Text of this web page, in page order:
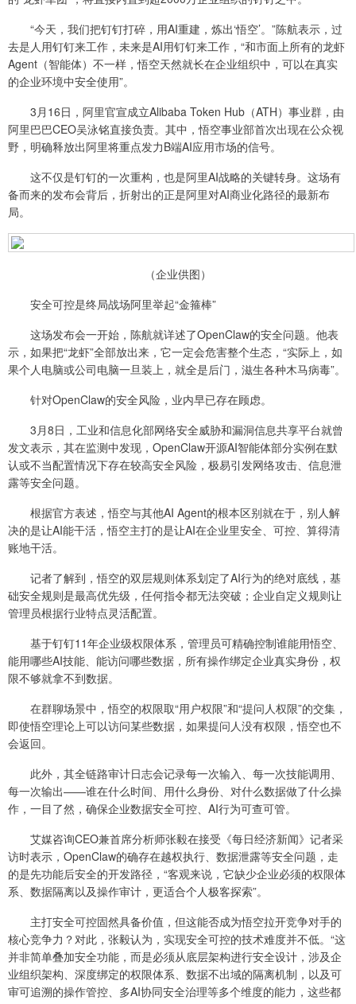
“今天，我们把钉钉打碎，用AI重建，炼出‘悟空’。”陈航表示，过
去是人用钉钉来工作，未来是AI用钉钉来工作，“和市面上所有的龙虾
Agent（智能体）不一样，悟空天然就长在企业组织中，可以在真实
的企业环境中安全使用”。
3月16日，阿里官宣成立Alibaba Token Hub（ATH）事业群，由
阿里巴巴CEO吴泳铭直接负责。其中，悟空事业部首次出现在公众视
野，明确释放出阿里将重点发力B端AI应用市场的信号。
这不仅是钉钉的一次重构，也是阿里AI战略的关键转身。这场有
备而来的发布会背后，折射出的正是阿里对AI商业化路径的最新布
局。
（企业供图）
安全可控是终局战场阿里举起“金箍棒”
这场发布会一开始，陈航就详述了OpenClaw的安全问题。他表
示，如果把“龙虾”全部放出来，它一定会危害整个生态，“实际上，如
果个人电脑或公司电脑一旦装上，就全是后门，滋生各种木马病毒”。
针对OpenClaw的安全风险，业内早已存在顾虑。
3月8日，工业和信息化部网络安全威胁和漏洞信息共享平台就曾
发文表示，其在监测中发现，OpenClaw开源AI智能体部分实例在默
认或不当配置情况下存在较高安全风险，极易引发网络攻击、信息泄
露等安全问题。
根据官方表述，悟空与其他AI Agent的根本区别就在于，别人解
决的是让AI能干活，悟空主打的是让AI在企业里安全、可控、算得清
账地干活。
记者了解到，悟空的双层规则体系划定了AI行为的绝对底线，基
础安全规则是最高优先级，任何指令都无法突破；企业自定义规则让
管理员根据行业特点灵活配置。
基于钉钉11年企业级权限体系，管理员可精确控制谁能用悟空、
能用哪些AI技能、能访问哪些数据，所有操作绑定企业真实身份，权
限不够就拿不到数据。
在群聊场景中，悟空的权限取“用户权限”和“提问人权限”的交集，
即使悟空理论上可以访问某些数据，如果提问人没有权限，悟空也不
会返回。
此外，其全链路审计日志会记录每一次输入、每一次技能调用、
每一次输出——谁在什么时间、用什么身份、对什么数据做了什么操
作，一目了然，确保企业数据安全可控、AI行为可查可管。
艾媒咨询CEO兼首席分析师张毅在接受《每日经济新闻》记者采
访时表示，OpenClaw的确存在越权执行、数据泄露等安全问题，走
的是先功能后安全的开发路径，“客观来说，它缺少企业必须的权限体
系、数据隔离以及操作审计，更适合个人极客探索”。
主打安全可控固然具备价值，但这能否成为悟空拉开竞争对手的
核心竞争力？对此，张毅认为，实现安全可控的技术难度并不低。“这
并非简单叠加安全功能，而是必须从底层架构进行安全设计，涉及企
业组织架构、深度绑定的权限体系、数据不出域的隔离机制，以及可
审可追溯的操作管控、多AI协同安全治理等多个维度的能力，这些都